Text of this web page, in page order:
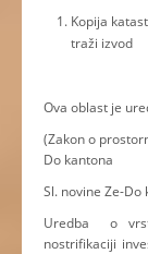
Kopija
traži izvod
Ova oblast je
(Zakon o
Do kantona
Sl. novine Ze-
Uredba o
nostrifikaciji